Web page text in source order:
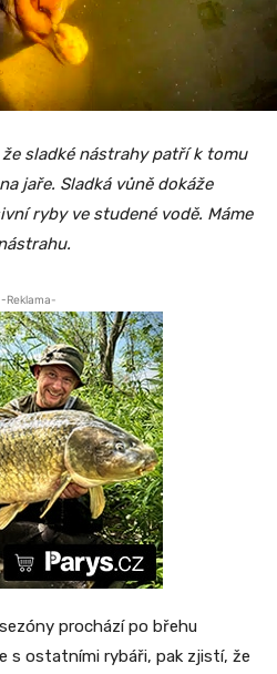
sladké nástrahy patří k tomu
jaře. Sladká vůně dokáže
ryby ve studené vodě. Máme
-Reklama-
prochází po břehu
s ostatními rybáři, pak zjistí, že